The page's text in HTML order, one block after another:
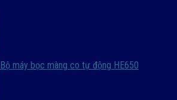
Bộ máy bọc màng co tự động HE650